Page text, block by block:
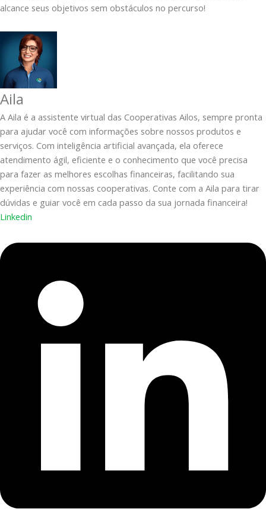
alcance seus objetivos sem obstáculos no percurso!
Aila
A Aila é a assistente virtual das Cooperativas Ailos, sempre pronta
para ajudar você com informações sobre nossos produtos e
serviços. Com inteligência artificial avançada, ela oferece
atendimento ágil, eficiente e o conhecimento que você precisa
para fazer as melhores escolhas financeiras, facilitando sua
experiência com nossas cooperativas. Conte com a Aila para tirar
dúvidas e guiar você em cada passo da sua jornada financeira!
Linkedin